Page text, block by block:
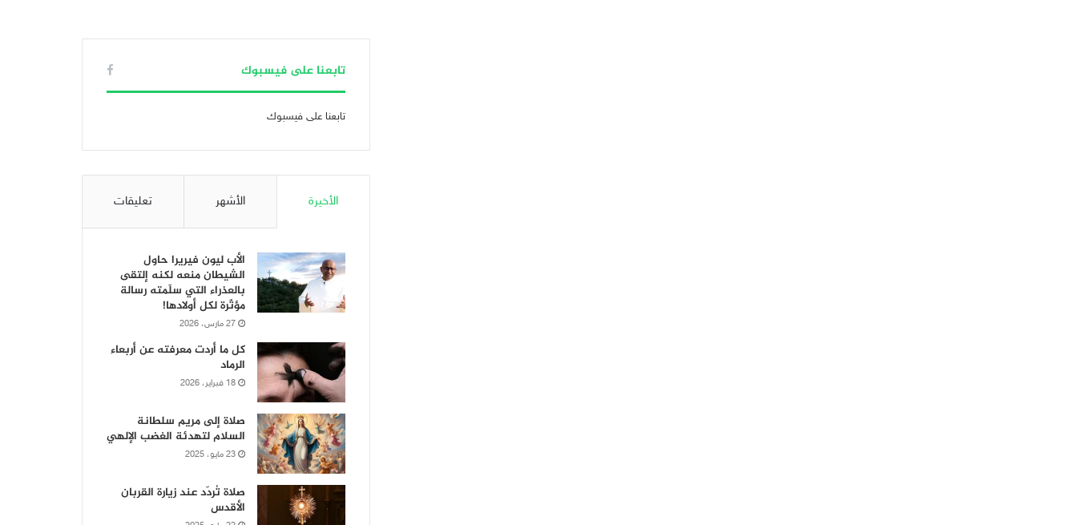
تابعنا على فيسبوك
تابعنا على فيسبوك
الأخيرة الأشهر تعليقات
الأب ليون فيريرا حاول
الشيطان منعه لكنه إلتقى
بالعذراء التي سلّمته رسالة
مؤثّرة لكل أولادها!
27 مارس، 2026
كل ما أردت معرفته عن أربعاء
الرماد
18 فبراير، 2026
صلاة إلى مريم سلطانة
السلام لتهدئة الغضب الإلهي
23 مايو، 2025
صلاة تُردّد عند زيارة القربان
الأقدس